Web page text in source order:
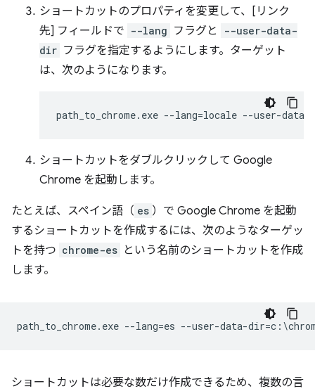
ショートカットのプロパティを変更して、[リンク
先] フィールドで --lang フラグと
--user-data-
dir フラグを指定するようにします。ターゲット
は、次のようになります。
ショートカットをダブルクリックして Google
Chrome を起動します。
たとえば、スペイン語（ es ）で Google Chrome を起動
するショートカットを作成するには、次のようなターゲッ
トを持つ chrome-es という名前のショートカットを作成
します。
ショートカットは必要な数だけ作成できるため、複数の言